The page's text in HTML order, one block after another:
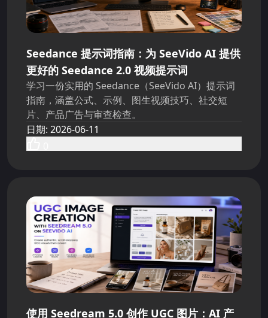
Seedance 提示词指南：为 SeeVido AI 提供
更好的 Seedance 2.0 视频提示词
学习一份实用的 Seedance（SeeVido AI）提示词
指南，涵盖公式、示例、图生视频技巧、社交短
片、产品广告与审查检查。
日期: 2026-06-11
使用 Seedream 5.0 创作 UGC 图片：AI 产